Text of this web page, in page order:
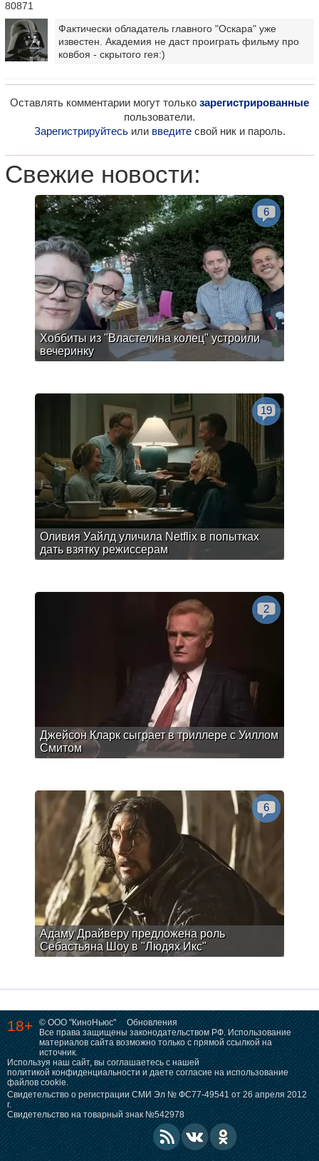
80871
Фактически обладатель главного "Оскара" уже
известен. Академия не даст проиграть фильму про
ковбоя - скрытого гея:)
Оставлять комментарии могут только зарегистрированные
пользователи.
Зарегистрируйтесьили введитесвой ник и пароль.
Свежие новости:
Хоббиты из "Властелина колец" устроили
вечеринку
6
Оливия Уайлд уличила Netflix в попытках
дать взятку режиссерам
19
Джейсон Кларк сыграет в триллере с Уиллом
Смитом
2
Адаму Драйверу предложена роль
Себастьяна Шоу в "Людях Икс"
6
18+ © ООО "КиноНьюс"
Обновления
Все права защищены законодательством РФ. Использование
материалов сайта возможно только с прямой ссылкой на
источник.
Используя наш сайт, вы соглашаетесь с нашей
политикой конфиденциальности и даете согласие на использование
файлов cookie.
Свидетельство о регистрации СМИ Эл № ФС77-49541 от 26 апреля 2012
г.
Свидетельство на товарный знак №542978